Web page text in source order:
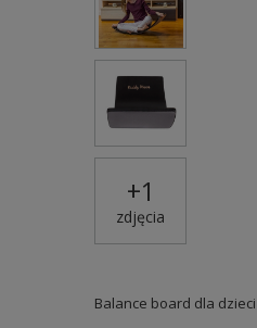
+1
zdjęcia
Balance board dla dzieci